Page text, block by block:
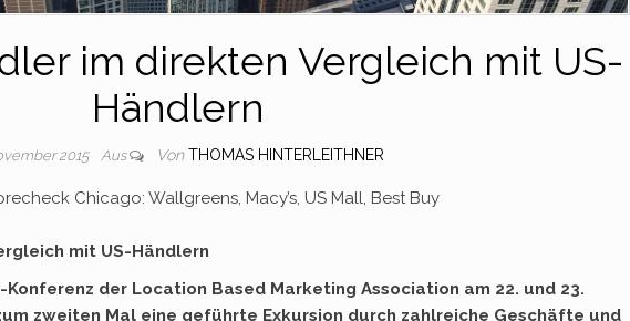
im direkten Vergleich mit US-
Händlern
2015 Aus Von THOMAS HINTERLEITHNER
Chicago: Wallgreens, Macy’s, US Mall, Best Buy
mit US-Händlern
der Location Based Marketing Association am 22. und 23.
zweiten Mal eine geführte Exkursion durch zahlreiche Geschäfte und